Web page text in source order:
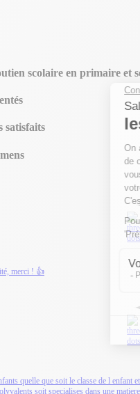
scolaire en primaire et
satisfaits
merci ! 👍
quelle que soit le classe de l enfant et
soit specialises dans une matiere.